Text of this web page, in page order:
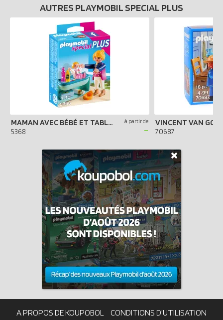
AUTRES PLAYMOBIL SPECIAL PLUS
MAMAN AVEC BÉBÉ ET TABLE À LANGER
5368
à partir de
- 70687
A PROPOS DE KOUPOBOL CONDITIONS D'UTILISATION